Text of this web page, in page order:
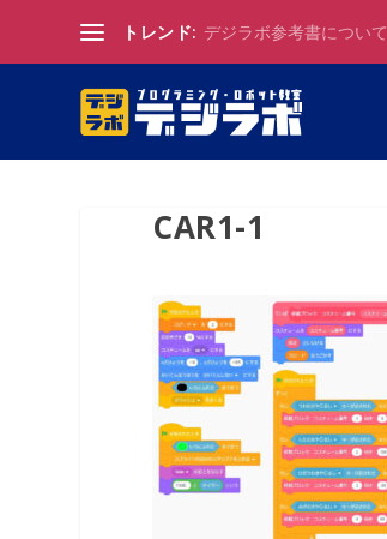
トレンド: デジラボ参考書について
CAR1-1